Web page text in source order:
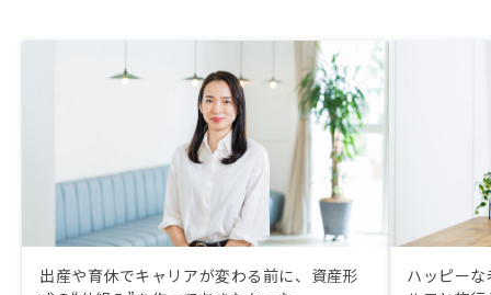
出産や育休でキャリアが変わる前に、資産形
ハッピー